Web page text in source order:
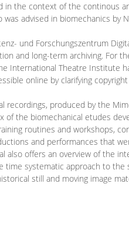
in the context of the continous
advised in biomechanics
und Forschungszentrum
and long-term archiving. For
International Theatre Institute
online by clarifying
produced by the
the biomechanical etudes
routines and workshops,
and performances that
also offers an overview of the
systematic approach to
still and moving image